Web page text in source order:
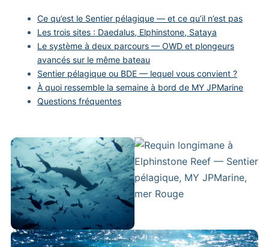
Ce qu’est le Sentier pélagique — et ce qu’il n’est pas
Les trois sites : Daedalus, Elphinstone, Sataya
Le système à deux parcours — OWD et plongeurs
avancés sur le même bateau
Sentier pélagique ou BDE — lequel vous convient ?
À quoi ressemble la semaine à bord de MY JPMarine
Questions fréquentes